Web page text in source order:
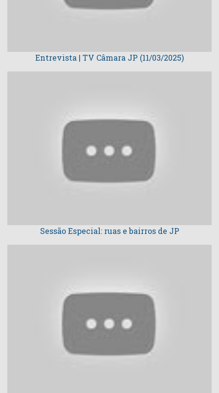
Entrevista | TV Câmara JP (11/03/2025)
Sessão Especial: ruas e bairros de JP